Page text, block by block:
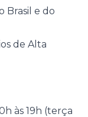
Brasil e do
às 19h (terça